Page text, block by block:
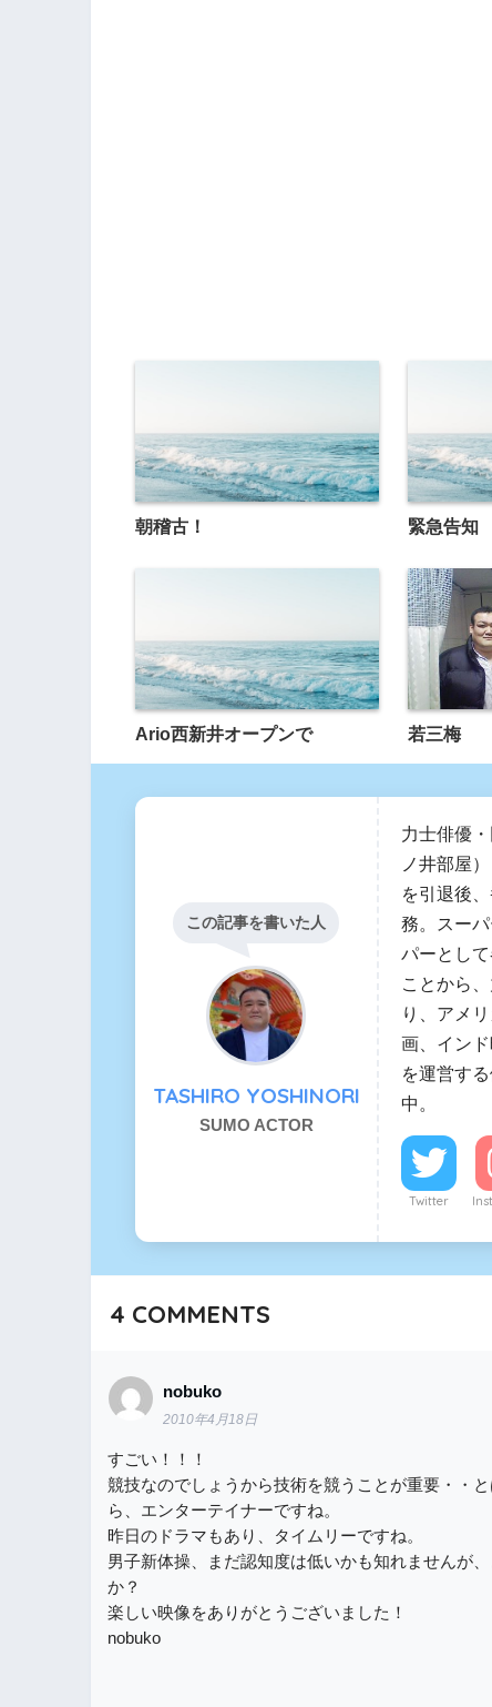
朝稽古！ 緊急告知
Ario西新井オープンで 若三梅
この記事を書いた人
TASHIRO YOSHINORI
SUMO ACTOR
力士俳優
ノ井部屋
を引退後
務。スー
パーとし
ことから
り、アメ
画、イン
を運営す
中。
Twitter
4 COMMENTS
nobuko
2010年4月18日
すごい！！！
競技なのでしょうから技術を競うことが重要・・
ら、エンターテイナーですね。
昨日のドラマもあり、タイムリーですね。
男子新体操、まだ認知度は低いかも知れませんが
か？
楽しい映像をありがとうございました！
nobuko